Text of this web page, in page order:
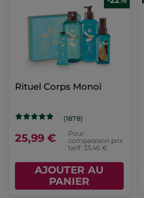
Rituel Corps Monoï
(1878)
25,99 €
Pour
comparaison prix
tarif: 33,46 €
AJOUTER AU
PANIER